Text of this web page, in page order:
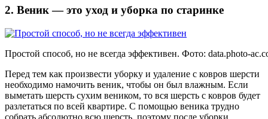
2. Веник — это уход и уборка по старинке
Простой способ, но не всегда эффективен. Фото: data.photo-
Перед тем как произвести уборку и удаление с ковров шерсти
необходимо намочить веник, чтобы он был влажным. Если
выметать шерсть сухим веником, то вся шерсть с ковров будет
разлетаться по всей квартире. С помощью веника трудно
собрать абсолютно всю шерсть, поэтому после уборки